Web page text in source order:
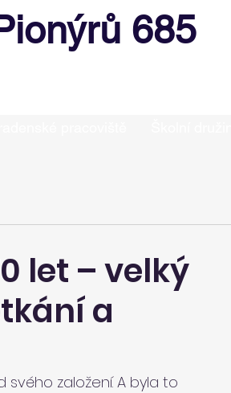
685
let – velký
a
svého založení. A byla to